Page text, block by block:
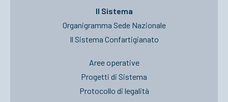
Il Sistema
Organigramma Sede Nazionale
Il Sistema Confartigianato
Aree operative
Progetti di Sistema
Protocollo di legalità